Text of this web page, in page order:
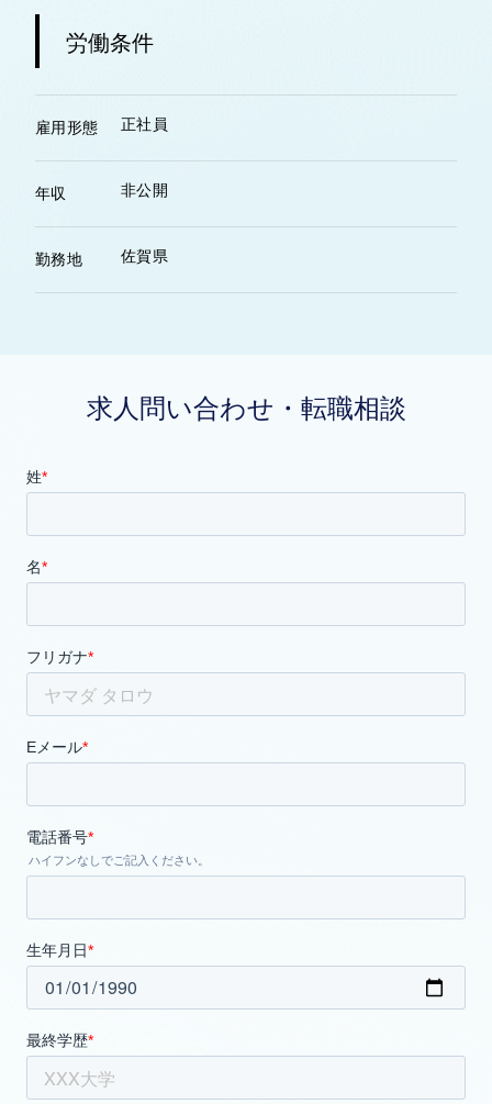
労働条件
雇用形態 正社員
年収 非公開
勤務地 佐賀県
求人問い合わせ・転職相談